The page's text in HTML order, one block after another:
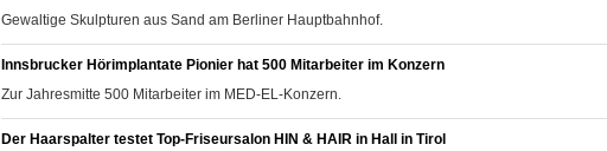
Gewaltige Skulpturen aus Sand am Berliner Hauptbahnhof.
Innsbrucker Hörimplantate Pionier hat 500 Mitarbeiter im Konzern
Zur Jahresmitte 500 Mitarbeiter im MED-EL-Konzern.
Der Haarspalter testet Top-Friseursalon HIN & HAIR in Hall in Tirol